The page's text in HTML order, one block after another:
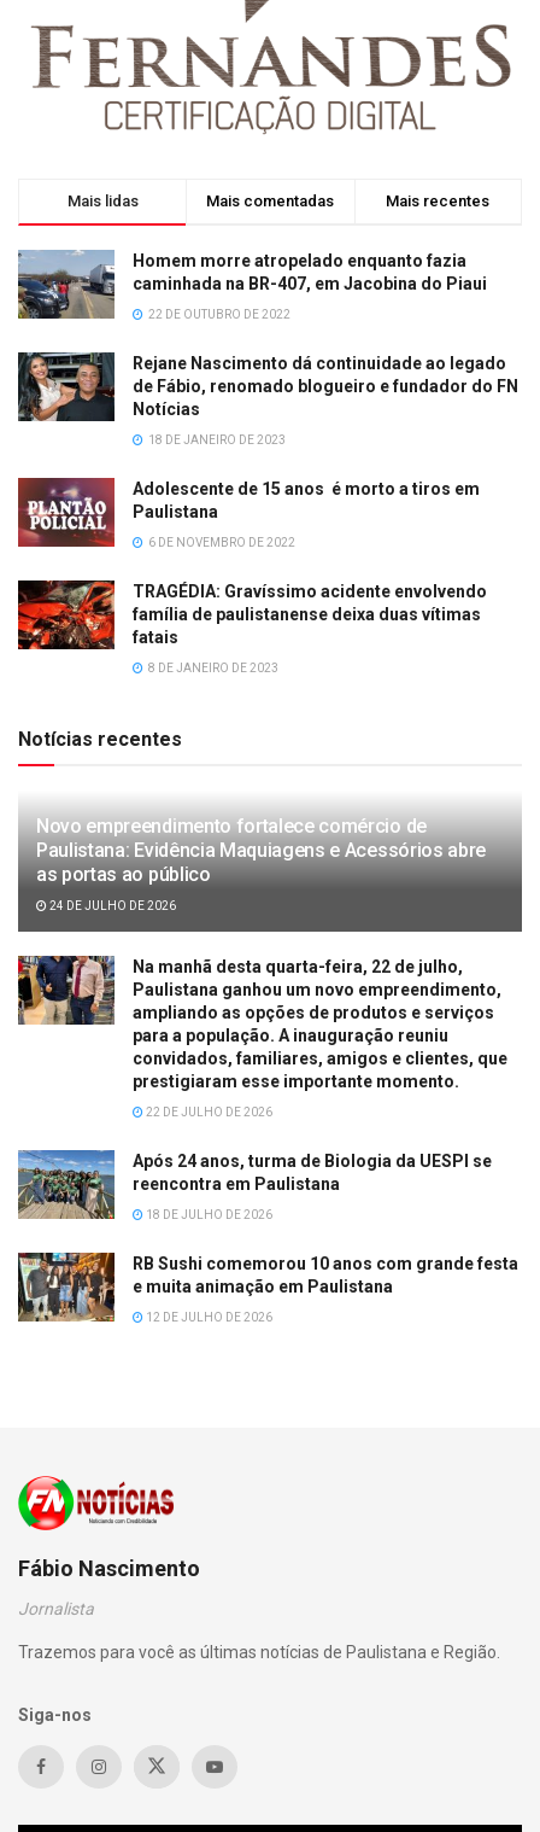
Mais lidas Mais comentadas Mais recentes
Homem morre atropelado enquanto fazia
caminhada na BR-407, em Jacobina do Piaui
22 DE OUTUBRO DE 2022
Rejane Nascimento dá continuidade ao legado
de Fábio, renomado blogueiro e fundador do FN
Notícias
18 DE JANEIRO DE 2023
Adolescente de 15 anos é morto a tiros em
Paulistana
6 DE NOVEMBRO DE 2022
TRAGÉDIA: Gravíssimo acidente envolvendo
família de paulistanense deixa duas vítimas
fatais
8 DE JANEIRO DE 2023
Notícias recentes
Novo empreendimento fortalece comércio de
Paulistana: Evidência Maquiagens e Acessórios abre
as portas ao público
24 DE JULHO DE 2026
Na manhã desta quarta-feira, 22 de julho,
Paulistana ganhou um novo empreendimento,
ampliando as opções de produtos e serviços
para a população. A inauguração reuniu
convidados, familiares, amigos e clientes, que
prestigiaram esse importante momento.
22 DE JULHO DE 2026
Após 24 anos, turma de Biologia da UESPI se
reencontra em Paulistana
18 DE JULHO DE 2026
RB Sushi comemorou 10 anos com grande festa
e muita animação em Paulistana
12 DE JULHO DE 2026
Fábio Nascimento
Jornalista
Trazemos para você as últimas notícias de Paulistana e Região.
Siga-nos